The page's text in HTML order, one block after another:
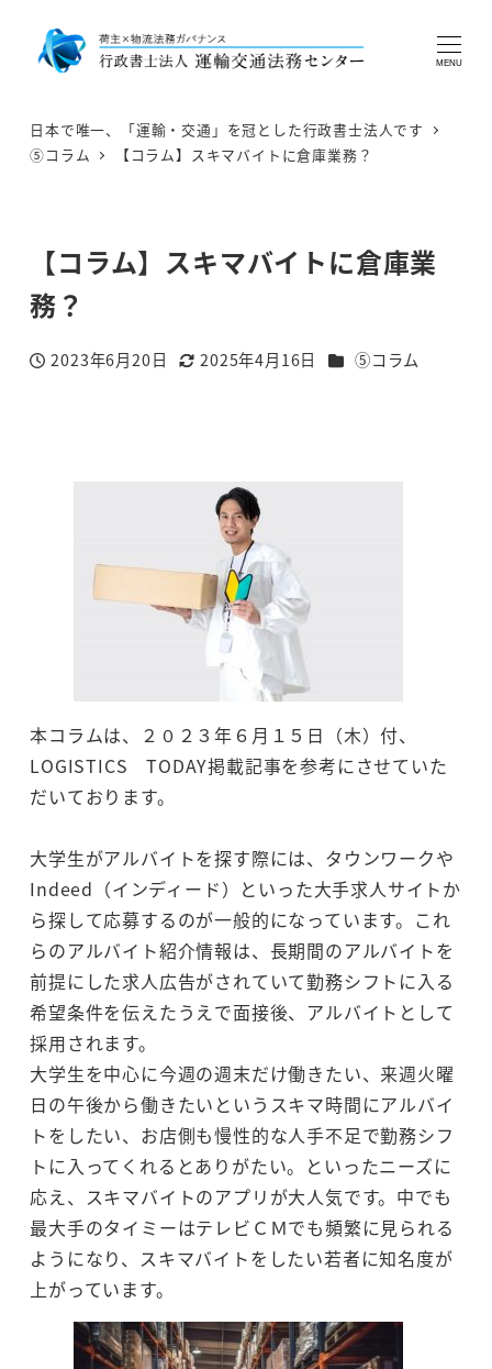
MENU
日本で唯一、「運輸・交通」を冠とした行政書士法人です
⑤コラム
【コラム】スキマバイトに倉庫業務？
【コラム】スキマバイトに倉庫業
務？
投稿日
2023年6月20日
更新日
2025年4月16日 カテゴリー
⑤コラム
本コラムは、２０２３年６月１５日（木）付、
LOGISTICS TODAY掲載記事を参考にさせていた
だいております。
大学生がアルバイトを探す際には、タウンワークや
Indeed（インディード）といった大手求人サイトか
ら探して応募するのが一般的になっています。これ
らのアルバイト紹介情報は、長期間のアルバイトを
前提にした求人広告がされていて勤務シフトに入る
希望条件を伝えたうえで面接後、アルバイトとして
採用されます。
大学生を中心に今週の週末だけ働きたい、来週火曜
日の午後から働きたいというスキマ時間にアルバイ
トをしたい、お店側も慢性的な人手不足で勤務シフ
トに入ってくれるとありがたい。といったニーズに
応え、スキマバイトのアプリが大人気です。中でも
最大手のタイミーはテレビＣＭでも頻繁に見られる
ようになり、スキマバイトをしたい若者に知名度が
上がっています。